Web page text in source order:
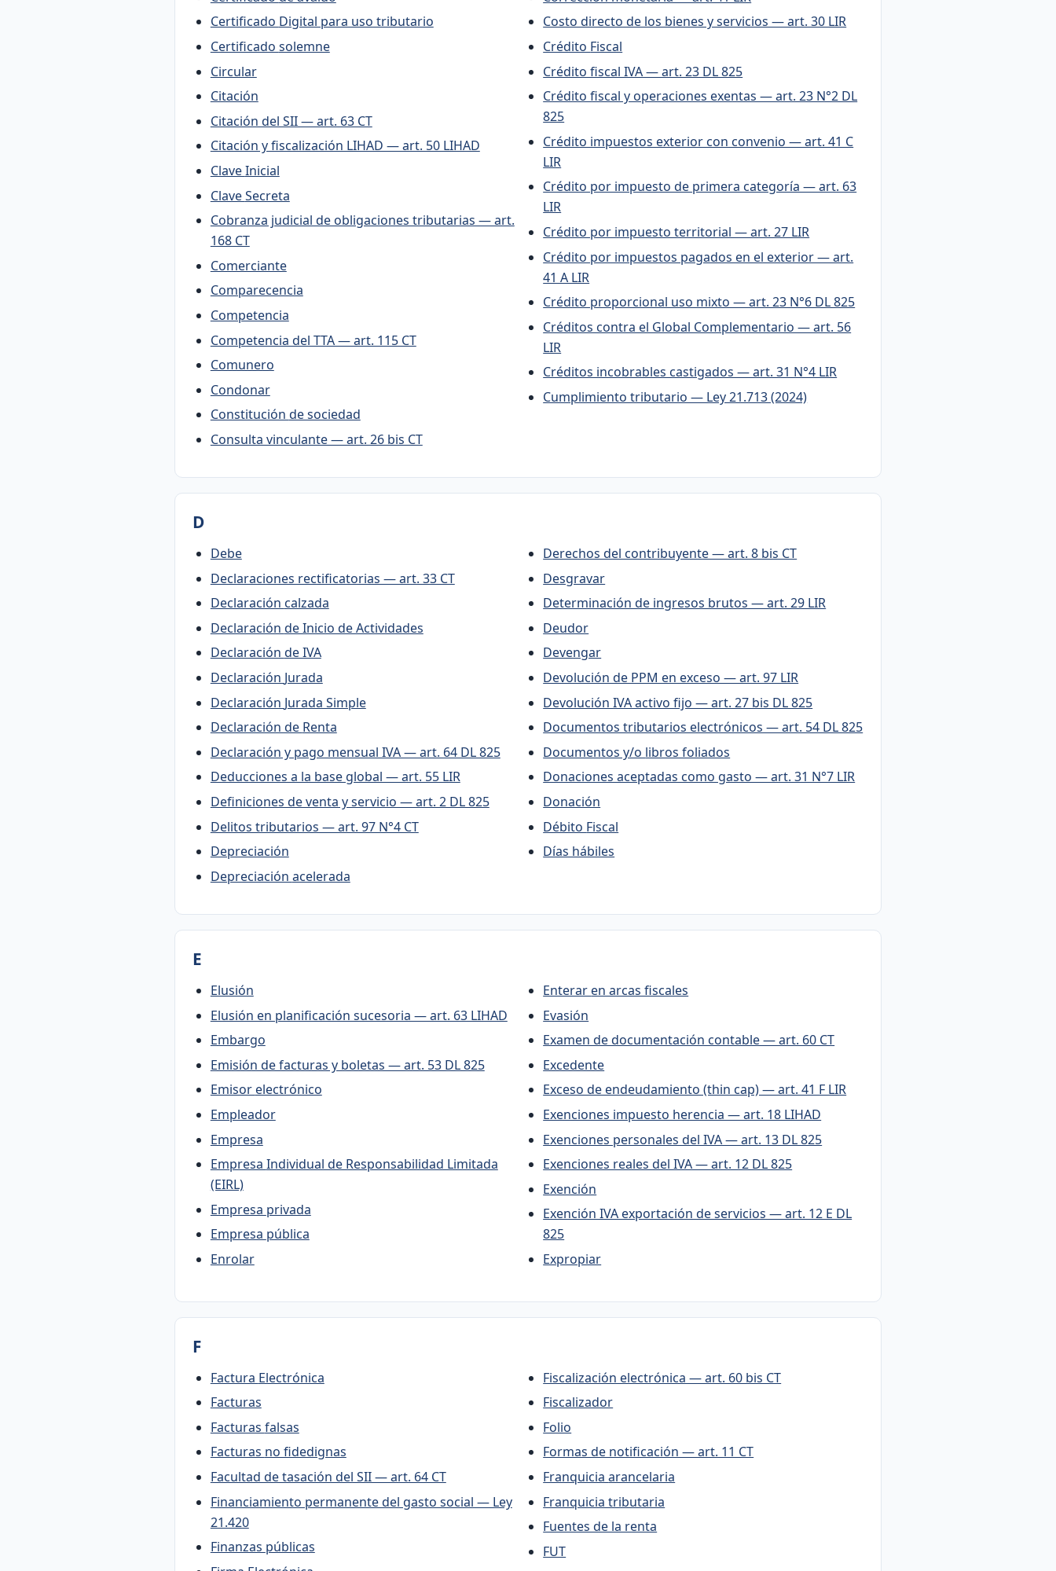
Certificado Digital para uso tributario
Certificado solemne
Circular
Citación
Citación del SII — art. 63 CT
Citación y fiscalización LIHAD — art. 50 LIHAD
Clave Inicial
Clave Secreta
Cobranza judicial de obligaciones tributarias — art.
168 CT
Comerciante
Comparecencia
Competencia
Competencia del TTA — art. 115 CT
Comunero
Condonar
Constitución de sociedad
Consulta vinculante — art. 26 bis CT
Costo directo de los bienes y servicios — art. 30 LIR
Crédito Fiscal
Crédito fiscal IVA — art. 23 DL 825
Crédito fiscal y operaciones exentas — art. 23 N°2 DL
825
Crédito impuestos exterior con convenio — art. 41 C
LIR
Crédito por impuesto de primera categoría — art. 63
LIR
Crédito por impuesto territorial — art. 27 LIR
Crédito por impuestos pagados en el exterior — art.
41 A LIR
Crédito proporcional uso mixto — art. 23 N°6 DL 825
Créditos contra el Global Complementario — art. 56
LIR
Créditos incobrables castigados — art. 31 N°4 LIR
Cumplimiento tributario — Ley 21.713 (2024)
D
Debe
Declaraciones rectificatorias — art. 33 CT
Declaración calzada
Declaración de Inicio de Actividades
Declaración de IVA
Declaración Jurada
Declaración Jurada Simple
Declaración de Renta
Declaración y pago mensual IVA — art. 64 DL 825
Deducciones a la base global — art. 55 LIR
Definiciones de venta y servicio — art. 2 DL 825
Delitos tributarios — art. 97 N°4 CT
Depreciación
Depreciación acelerada
Derechos del contribuyente — art. 8 bis CT
Desgravar
Determinación de ingresos brutos — art. 29 LIR
Deudor
Devengar
Devolución de PPM en exceso — art. 97 LIR
Devolución IVA activo fijo — art. 27 bis DL 825
Documentos tributarios electrónicos — art. 54 DL 825
Documentos y/o libros foliados
Donaciones aceptadas como gasto — art. 31 N°7 LIR
Donación
Débito Fiscal
Días hábiles
E
Elusión
Elusión en planificación sucesoria — art. 63 LIHAD
Embargo
Emisión de facturas y boletas — art. 53 DL 825
Emisor electrónico
Empleador
Empresa
Empresa Individual de Responsabilidad Limitada
(EIRL)
Empresa privada
Empresa pública
Enrolar
Enterar en arcas fiscales
Evasión
Examen de documentación contable — art. 60 CT
Excedente
Exceso de endeudamiento (thin cap) — art. 41 F LIR
Exenciones impuesto herencia — art. 18 LIHAD
Exenciones personales del IVA — art. 13 DL 825
Exenciones reales del IVA — art. 12 DL 825
Exención
Exención IVA exportación de servicios — art. 12 E DL
825
Expropiar
F
Factura Electrónica
Facturas
Facturas falsas
Facturas no fidedignas
Facultad de tasación del SII — art. 64 CT
Financiamiento permanente del gasto social — Ley
21.420
Finanzas públicas
Fiscalización electrónica — art. 60 bis CT
Fiscalizador
Folio
Formas de notificación — art. 11 CT
Franquicia arancelaria
Franquicia tributaria
Fuentes de la renta
FUT